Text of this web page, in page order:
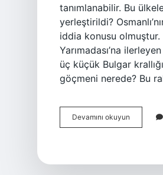
tanımlanabilir. Bu
yerleştirildi?
iddia konusu olmuştur.
Yarımadası’na
üç küçük Bulgar
göçmeni nerede? Bu
Devamını okuyun
Türk